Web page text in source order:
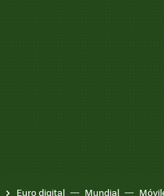
Euro digital Mundial